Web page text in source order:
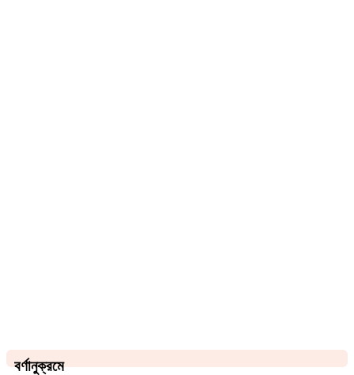
বর্ণানুক্রমে